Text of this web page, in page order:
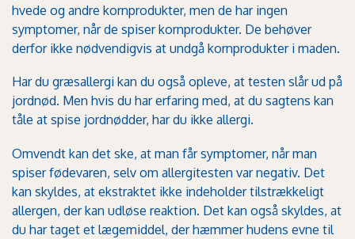
hvede og andre kornprodukter, men de har ingen
symptomer, når de spiser kornprodukter. De behøver
derfor ikke nødvendigvis at undgå kornprodukter i maden.
Har du græsallergi kan du også opleve, at testen slår ud på
jordnød. Men hvis du har erfaring med, at du sagtens kan
tåle at spise jordnødder, har du ikke allergi.
Omvendt kan det ske, at man får symptomer, når man
spiser fødevaren, selv om allergitesten var negativ. Det
kan skyldes, at ekstraktet ikke indeholder tilstrækkeligt
allergen, der kan udløse reaktion. Det kan også skyldes, at
du har taget et lægemiddel, der hæmmer hudens evne til